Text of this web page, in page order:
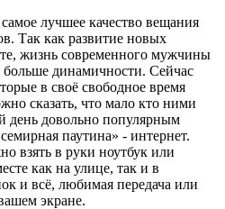
лучшее качество вещания
Так как развитие новых
жизнь современного мужчины
динамичности. Сейчас
в своё свободное время
сказать, что мало кто ними
день довольно популярным
паутина» - интернет.
взять в руки ноутбук или
как на улице, так и в
и всё, любимая передача или
экране.